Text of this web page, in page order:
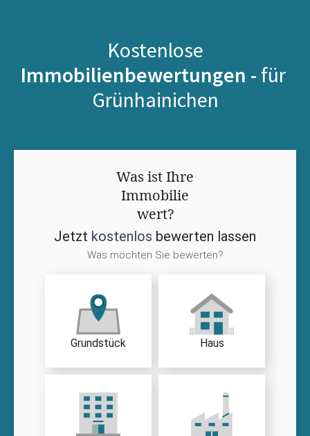
Kostenlose
Immobilienbewertungen - für
Grünhainichen
Was ist Ihre
Immobilie
wert?
Jetzt kostenlos bewerten lassen
Was möchten Sie bewerten?
Grundstück Haus